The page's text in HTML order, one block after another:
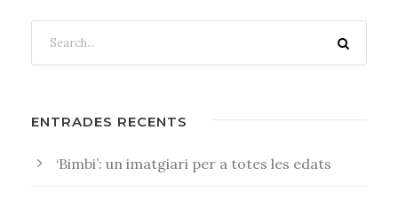
ENTRADES RECENTS
‘Bimbi’: un imatgiari per a totes les edats